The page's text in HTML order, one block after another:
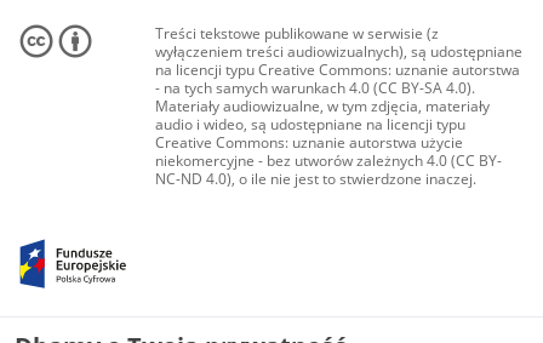
Treści tekstowe publikowane w serwisie (z
wyłączeniem treści audiowizualnych), są udostępniane
na licencji typu Creative Commons: uznanie autorstwa
- na tych samych warunkach 4.0 (CC BY-SA 4.0).
Materiały audiowizualne, w tym zdjęcia, materiały
audio i wideo, są udostępniane na licencji typu
Creative Commons: uznanie autorstwa użycie
niekomercyjne - bez utworów zależnych 4.0 (CC BY-
NC-ND 4.0), o ile nie jest to stwierdzone inaczej.